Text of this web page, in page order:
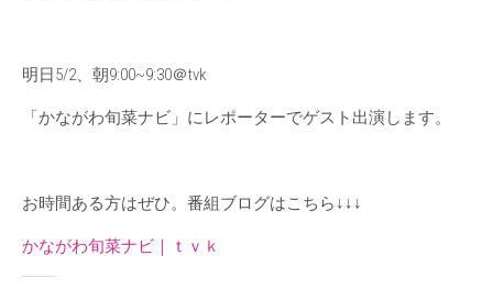
明日5/2、朝9:00~9:30＠tvk
「かながわ旬菜ナビ」にレポーターでゲスト出演します。
お時間ある方はぜひ。番組ブログはこちら↓↓↓
かながわ旬菜ナビ｜ｔｖｋ